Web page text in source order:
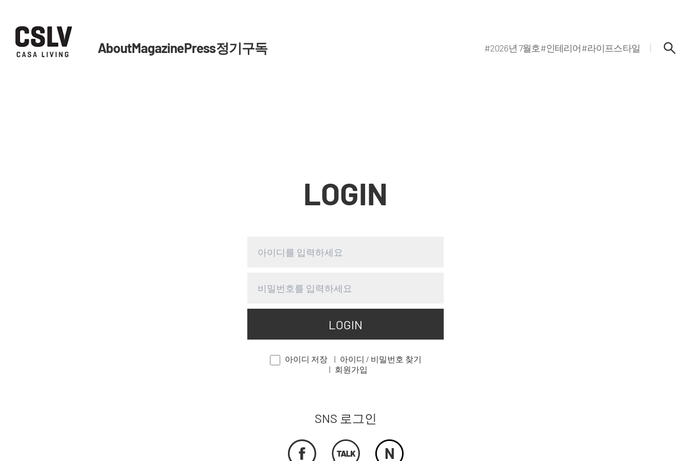
AboutMagazinePress정기구독 #2026년 7월호#인테리어#라이프스타일
LOGIN
LOGIN
아이디 저장
아이디 / 비밀번호 찾기
회원가입
SNS 로그인